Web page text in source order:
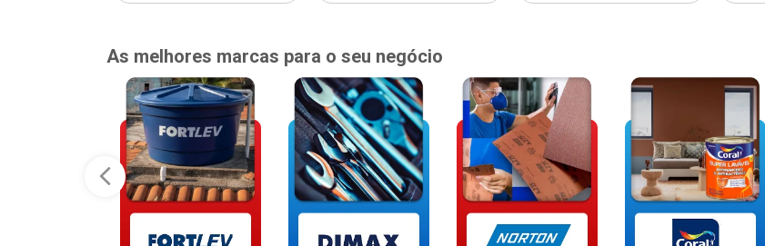
As melhores marcas para o seu negócio